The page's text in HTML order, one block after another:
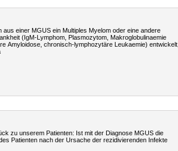
aus einer MGUS ein Multiples Myelom oder eine andere
(IgM-Lymphom, Plasmozytom, Makroglobulinaemie
Amyloidose, chronisch-lymphozytäre Leukaemie) entwickelt,
zu unserem Patienten: Ist mit der Diagnose MGUS die
Patienten nach der Ursache der rezidivierenden Infekte